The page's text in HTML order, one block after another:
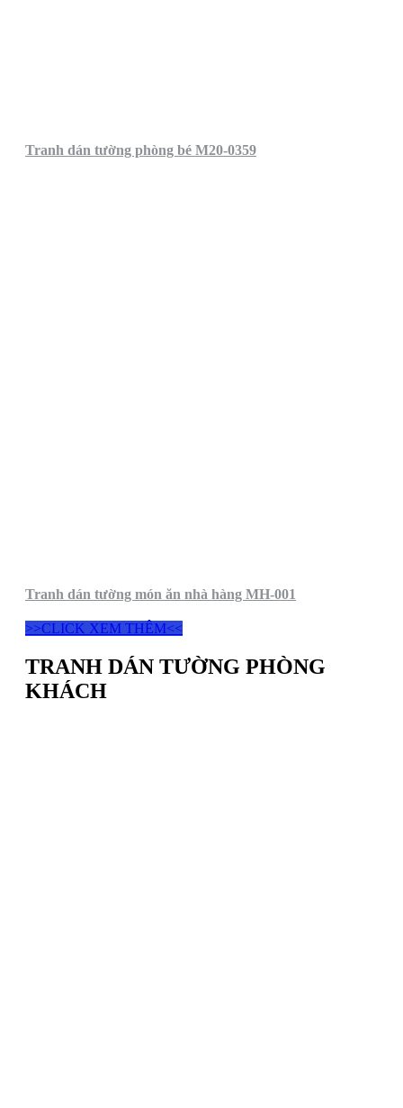
Tranh dán tường phòng bé M20-0359
Tranh dán tường món ăn nhà hàng MH-001
>>CLICK XEM THÊM<<
TRANH DÁN TƯỜNG PHÒNG
KHÁCH